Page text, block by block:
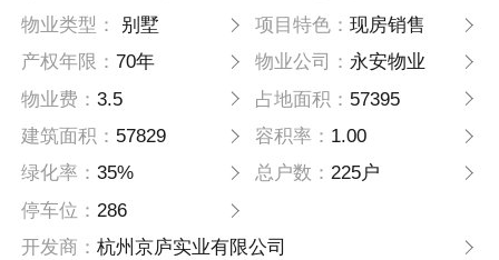
物业类型：
别墅 项目特色： 现房销售
产权年限：70年 物业公司： 永安物业
物业费：3.5 占地面积： 57395
建筑面积： 57829 容积率： 1.00
绿化率：35% 总户数： 225户
停车位：286
开发商：杭州京庐实业有限公司